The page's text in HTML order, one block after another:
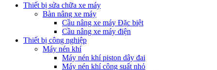
Thiết bị sửa chữa xe máy
Bàn nâng xe máy
Cầu nâng xe máy Đặc biệt
Cầu nâng xe máy điện
Thiết bị công nghiệp
Máy nén khí
Máy nén khí piston dây đai
Máy nén khí công suất nhỏ